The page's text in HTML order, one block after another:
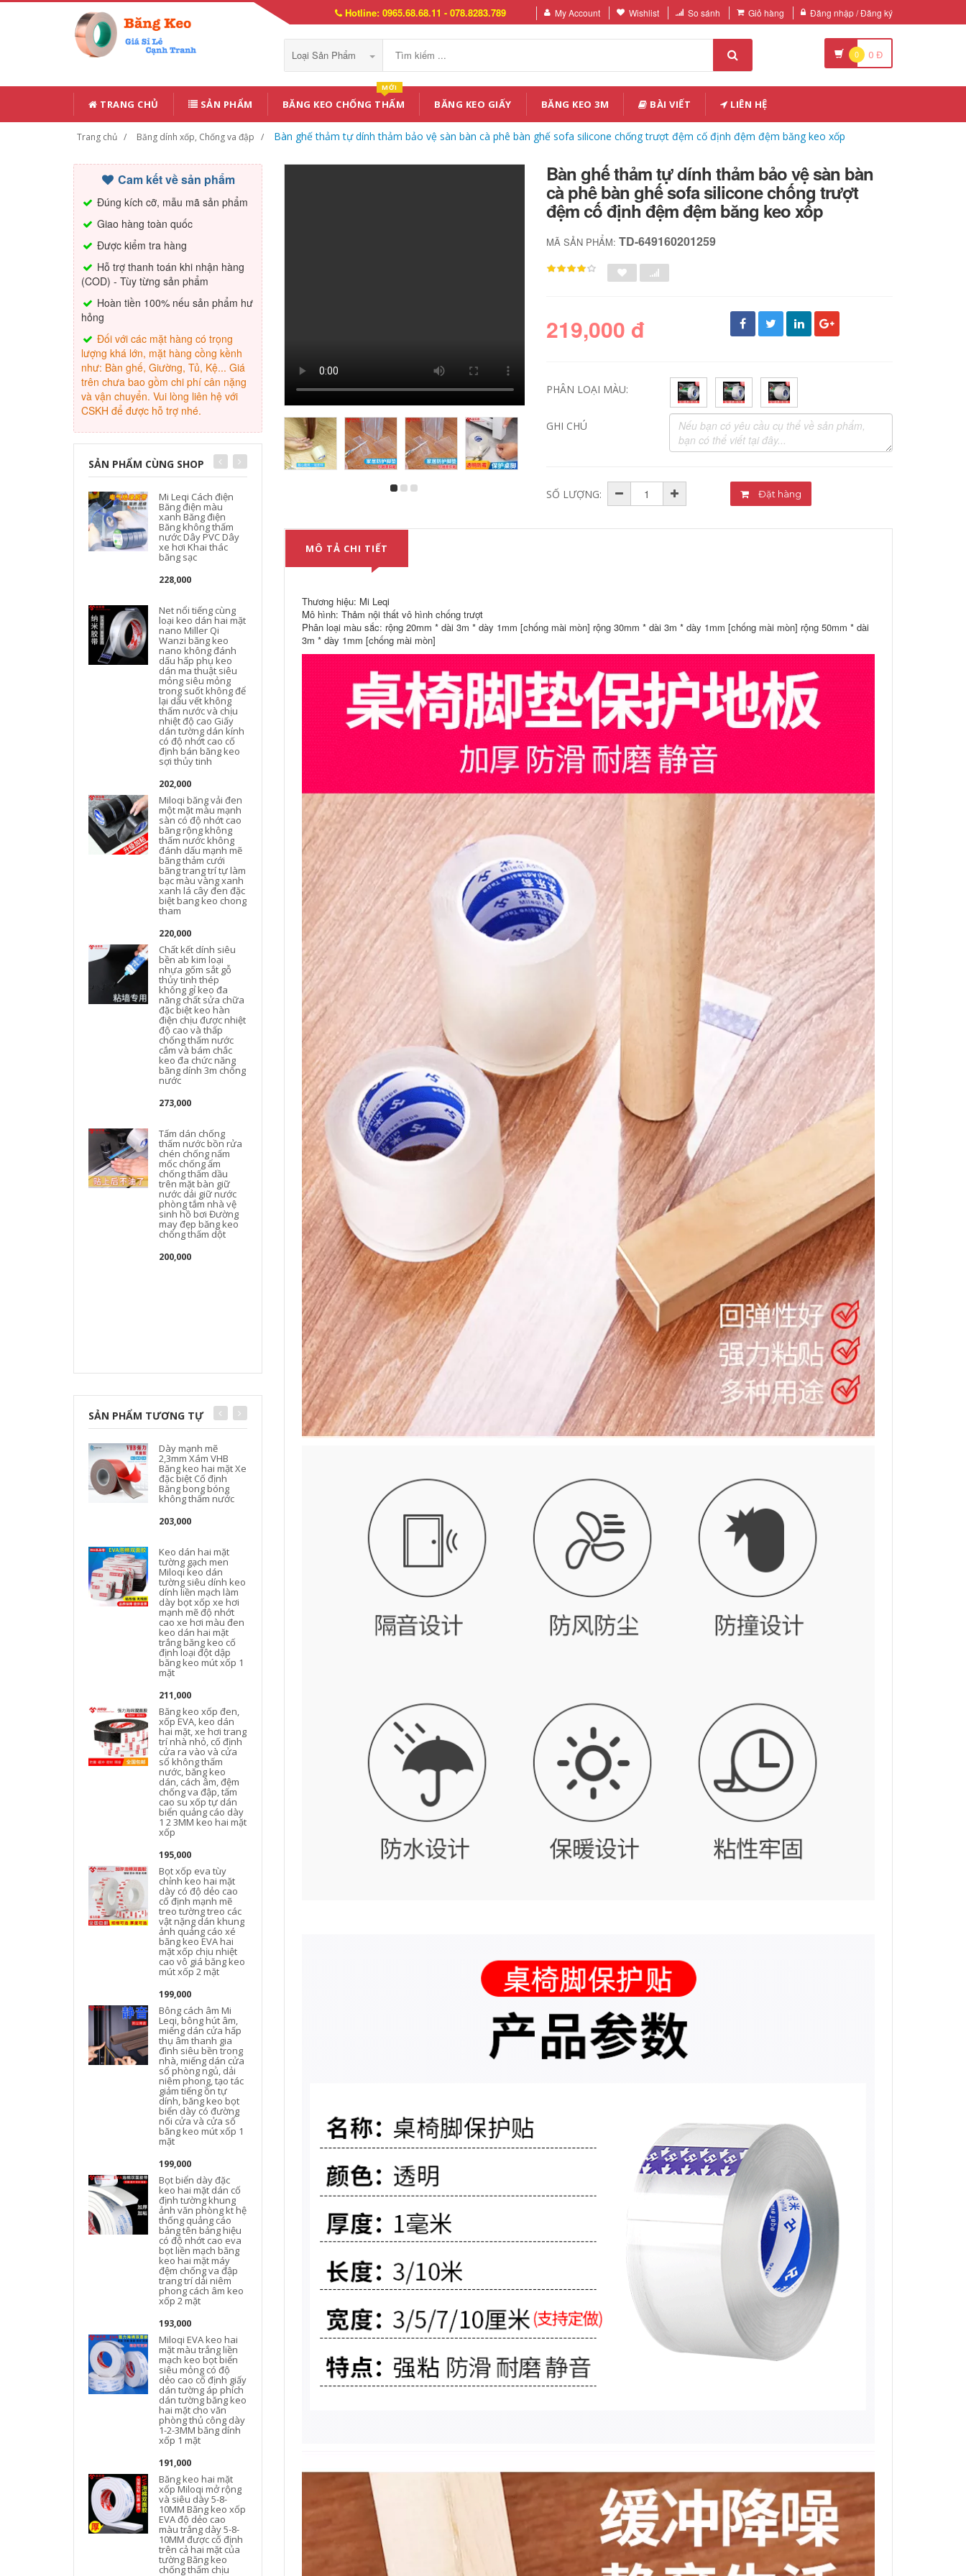
Hotline: 0965.68.68.11 - 078.8283.789 My Account Wishlist So sánh Giỏ hàng Đăng nhập / Đăng ký
Loại Sản Phẩm 0 0 Đ
TRANG CHỦ SẢN PHẨM BĂNG KEO CHỐNG THẤM
MỚI
BĂNG KEO GIẤY BĂNG KEO 3M BÀI VIẾT LIÊN HỆ
Trang chủ Băng dính xốp, Chống va đập Bàn ghế thảm tự dính thảm bảo vệ sàn bàn cà phê bàn ​​ghế sofa silicone chống trượt đệm cố định đệm đệm băng keo xốp
Cam kết về sản phẩm
Đúng kích cỡ, mẫu mã sản phẩm
Giao hàng toàn quốc
Được kiểm tra hàng
Hỗ trợ thanh toán khi nhận hàng
(COD) - Tùy từng sản phẩm
Hoàn tiền 100% nếu sản phẩm hư
hỏng
Đối với các mặt hàng có trọng
lượng khá lớn, mặt hàng cồng kềnh
như: Bàn ghế, Giường, Tủ, Kệ... Giá
trên chưa bao gồm chi phí cân nặng
và vận chuyển. Vui lòng liên hệ với
CSKH để được hỗ trợ nhé.
SẢN PHẨM CÙNG SHOP
Mi Leqi Cách điện
Băng điện màu
xanh Băng điện
Băng không thấm
nước Dây PVC Dây
xe hơi Khai thác
băng sạc
228,000
Net nổi tiếng cùng
loại keo dán hai mặt
nano Miller Qi
Wanzi băng keo
nano không đánh
dấu hấp phụ keo
dán ma thuật siêu
mỏng siêu mỏng
trong suốt không để
lại dấu vết không
thấm nước và chịu
nhiệt độ cao Giấy
dán tường dán kính
có độ nhớt cao cố
định bán băng keo
sợi thủy tinh
202,000
Miloqi băng vải đen
một mặt màu mạnh
sàn có độ nhớt cao
băng rộng không
thấm nước không
đánh dấu mạnh mẽ
băng thảm cưới
băng trang trí tự làm
bạc màu vàng xanh
xanh lá cây đen đặc
biệt bang keo chong
tham
220,000
Chất kết dính siêu
bền ab kim loại
nhựa gốm sắt gỗ
thủy tinh thép
không gỉ keo đa
năng chất sửa chữa
đặc biệt keo hàn
điện chịu được nhiệt
độ cao và thấp
chống thấm nước
cắm và bám chắc
keo đa chức năng
băng dính 3m chống
nước
273,000
Tấm dán chống
thấm nước bồn rửa
chén chống nấm
mốc chống ẩm
chống thấm dầu
trên mặt bàn giữ
nước dải giữ nước
phòng tắm nhà vệ
sinh hồ bơi Đường
may đẹp băng keo
chống thấm dột
200,000
mạnh, Vật liệu cuộn
cắm nhựa đường
chống nước 3m
Keo dán giày Phổ
thông không thấm
nước Nhà máy sản
xuất giày đặc biệt
keo dán giày nhựa
mềm cao su mềm
Cobbler sửa chữa
giày chắc chắn Anta
giày thể thao giày
thể thao giày da
giày vải dính mạnh
mẽ keo sửa chữa
giày băng keo
Băng dính chống
nước mạnh màu
đen và trắng băng
keo chống thấm mái
tôn
273,000
Băng dính chống
thấm bẫy mạnh
nhãn dán màu thép
ngói nhà mái nhà
nứt tường rò rỉ dừng
lại nhãn dán ống
nước cắm keo butyl
băng keo chống
thấm 10cm
215,000
Keo sửa giày, keo
dán giày, keo hở,
sửa chuyên nghiệp
giày bóng rổ thể
thao, giày da, đế vải,
thợ đóng giày
chuyên dụng, keo
dán giày loại mạnh
chống thấm đa
năng, keo dán
xưởng đóng giày
chuyên dụng giá
băng keo chống
thấm x2000
219,000
Băng keo lá nhôm,
thấm, chống nhiễu,
dày thiếc băng dính
chống thấm
Băng keo chống
thấm, băng keo
cách nhiệt chịu nhiệt
độ cao, mái che,
ngăn áp mái, kết cấu
thép, nhà tôn, sửa
chữa vết nứt rò rỉ,
vật liệu cuộn butyl,
tường xi măng, sắt
dính, băng keo chắc
chống rò rỉ, vua của
đồ tạo tác băng dính
2 mặt chống nước
545,000
miếng dán nhà bếp
và phòng tắm bếp
khoảng cách nhà vệ
sinh miếng dán góc
nhà tắm miếng dán
chống thấm nước
miếng dán chống
ẩm mốc miếng dán
chống va chạm
nhôm lá nhôm nhiệt
độ cao cách nhiệt
máy nước nóng gia
đình tự dính chống
thấm và cách nhiệt
băng giấy nhôm lá
băng keo chống
228,000
Tấm dán chống
thấm, ngói thép
màu, lá nhôm, xi
măng, sắt nhựa,
nhà chống mưa,
mái nhà, tường,
chống dột, chống
dột và tấm dán
tường đầy lỗ, băng
dính butyl tự dính,
nhà siêu dính
chống dột nhãn dán
SẢN PHẨM TƯƠNG TỰ
Dày mạnh mẽ
2,3mm Xám VHB
Băng keo hai mặt Xe
đặc biệt Cố định
Băng bong bóng
không thấm nước
203,000
Keo dán hai mặt
tường gạch men
Miloqi keo dán
tường siêu dính keo
dính liền mạch làm
dày bọt xốp xe hơi
mạnh mẽ độ nhớt
cao xe hơi màu đen
keo dán hai mặt
trắng băng keo cố
định loại đột dập
băng keo mút xốp 1
mặt
211,000
Băng keo xốp đen,
xốp EVA, keo dán
hai mặt, xe hơi trang
trí nhà nhỏ, cố định
cửa ra vào và cửa
sổ không thấm
nước, băng keo
dán, cách âm, đệm
chống va đập, tấm
cao su xốp tự dán
biển quảng cáo dày
1 2 3MM keo hai mặt
xốp
195,000
Bọt xốp eva tùy
chỉnh keo hai mặt
dày có độ dẻo cao
cố định mạnh mẽ
treo tường treo các
vật nặng dán khung
ảnh quảng cáo xé
băng keo EVA hai
mặt xốp chịu nhiệt
cao vô giá băng keo
mút xốp 2 mặt
199,000
Bông cách âm Mi
Leqi, bông hút âm,
miếng dán cửa hấp
thụ âm thanh gia
đình siêu bền trong
nhà, miếng dán cửa
sổ phòng ngủ, dải
niêm phong, tạo tác
giảm tiếng ồn tự
dính, băng keo bọt
biển dày có đường
nối cửa và cửa sổ
băng keo mút xốp 1
mặt
199,000
Bọt biển dày đặc
keo hai mặt dán cố
định tường khung
ảnh văn phòng kt hệ
thống quảng cáo
bảng tên bảng hiệu
có độ nhớt cao eva
bọt liền mạch băng
keo hai mặt máy
đệm chống va đập
trang trí dải niêm
phong cách âm keo
xốp 2 mặt
193,000
Miloqi EVA keo hai
mặt màu trắng liền
mạch keo bọt biển
siêu mỏng có độ
dẻo cao cố định giấy
dán tường áp phích
dán tường băng keo
hai mặt cho văn
phòng thủ công dày
1-2-3MM băng dính
xốp 1 mặt
191,000
Băng keo hai mặt
xốp Miloqi mở rộng
và siêu dày 5-8-
10MM Băng keo xốp
EVA độ dẻo cao
màu trắng dày 5-8-
10MM được cố định
trên cả hai mặt của
tường Băng keo
chống thấm chịu
trang trí nhỏ để cố
định Sinh viên Sử
dụng thủ công EVA
Trắng Bông xốp
cách âm Băng keo
hai mặt 1-2-3mm
băng dính xốp vàng
hai mặt băng keo
siêu dính bán buôn
3MM dày dán cố
băng dính xốp 1 mặt
Miloqi bọt đen liền
mạch dải keo hai
mặt dán chặt khung
ảnh bọt biển có độ
nhớt cao cố định
tường dày dán
tường xe hơi đặc
hấp thụ sốc cơ học
2-3-5MM băng dính
mặt xốp đen
hai mặt đồ trang trí
xe hơi keo không
trượt keo dán tường
khung ảnh cố định
không thấm nước
chịu nhiệt độ cao
dán tường liền mạch
băng keo chống va
218,000
Miloqi bọt biển
keo dán tường có
độ nhớt cao cố định
khung ảnh hai mặt
băng keo xốp dán
mạch dán văn
phòng xe quảng
cáo dày EVA xốp
dán băng dính xốp
tường cố định mạnh
mẽ dày 5-8-10MM
bọt eva trắng dày 5-
8-10MM mà không
để lại dấu vết trên cả
hai mặt của ngành
kỹ thuật băng bọt
dải niêm phong
cách âm băng keo
xốp 2 mặt siêu dính
chống thấm nước và
chịu nhiệt độ cao
băng dính xốp đen
218,000
Bọt biển eva dày
đặc keo hai mặt có
độ nhớt cao dán
bọt trắng băng hai
mặt KT biển quảng
mạnh mẽ làm dày ô
tô độ nhớt cao Máy
ghi ETC viscose bề
mặt tường không
đánh dấu keo bọt
biển bọt băng dính
xốp 2 mặt 1cm
chắn, trang trí nhà
cửa, dải cách âm,
đóng thùng, cố định
Rèm cửa kính tường
và cửa sổ dán băng
dính hai mặt, dải bít
kín phòng chống
nắng bằng kính
rỗng, tấm xốp chống
thấm, chống bụi và
chống va đập, tấm
kim loại đen, tấm
gốm đá phiến,
199,000
Miloqi keo hai mặt
có độ nhớt cao Băng
buôn vận chuyển
băng keo xốp trắng
mạnh mẽ Băng keo
độ nhớt cao
trunking không có
móng tay bảng tên
quảng cáo đặc biệt
nước chịu nhiệt độ
cao màng đen đỏ
bọt biển dày nhãn
dán hai mặt băng
siêu mỏng mạnh
mẽ, độ nhớt cao cáp
màn hình LCD dây
đai cố định băng
chống mài mòn
Băng dính 2 mặt dán
Móc dán tường có
Bàn ghế thảm tự dính thảm bảo vệ sàn bàn
cà phê bàn ​​ghế sofa silicone chống trượt
đệm cố định đệm đệm băng keo xốp
MÃ SẢN PHẨM:TD-649160201259
219,000 đ
PHÂN LOẠI MÀU:
GHI CHÚ
SỐ LƯỢNG: Đặt hàng
MÔ TẢ CHI TIẾT
Thương hiệu: Mi Leqi
Mô hình: Thảm nội thất vô hình chống trượt
Phân loại màu sắc: rộng 20mm * dài 3m * dày 1mm [chống mài mòn] rộng 30mm * dài 3m * dày 1mm [chống mài mòn] rộng 50mm * dài
3m * dày 1mm [chống mài mòn]